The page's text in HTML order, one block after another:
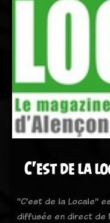
C'est de la
"C'est de la Locale"
diffusée en direct de